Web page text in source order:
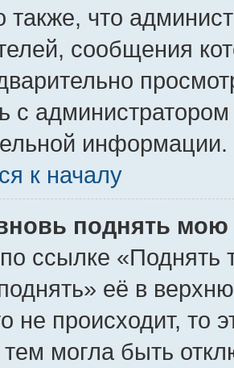
что
сообщения
с
информации.
к началу
поднять мою
ссылке «Поднять
её в
не происходит, то
тем могла быть